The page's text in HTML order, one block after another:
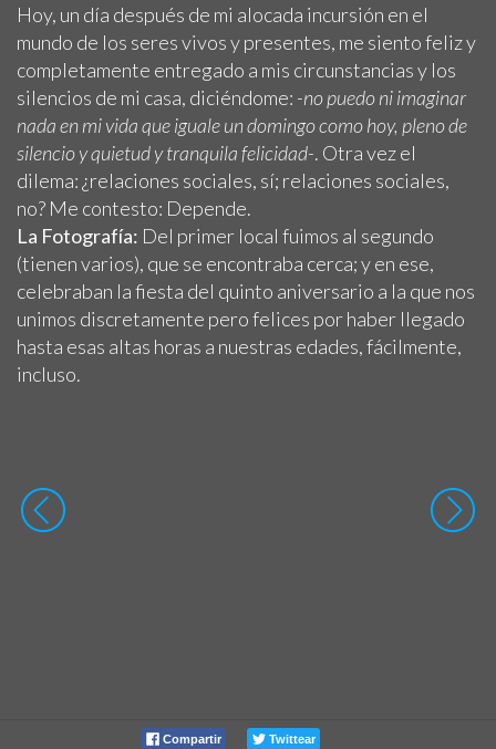
Hoy, un día después de mi alocada incursión en el
mundo de los seres vivos y presentes, me siento feliz y
completamente entregado a mis circunstancias y los
silencios de mi casa, diciéndome: -no puedo ni imaginar
nada en mi vida que iguale un domingo como hoy, pleno de
silencio y quietud y tranquila felicidad-. Otra vez el
dilema: ¿relaciones sociales, sí; relaciones sociales,
no? Me contesto: Depende.
La Fotografía: Del primer local fuimos al segundo
(tienen varios), que se encontraba cerca; y en ese,
celebraban la fiesta del quinto aniversario a la que nos
unimos discretamente pero felices por haber llegado
hasta esas altas horas a nuestras edades, fácilmente,
incluso.
Compartir Twittear